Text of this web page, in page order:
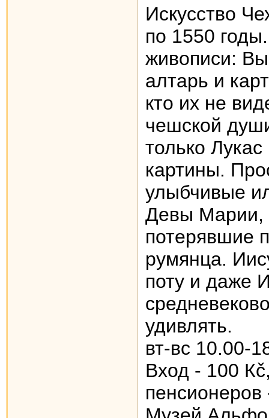
Искусство
по 1550
живописи:
алтарь и
кто их не
чешской
только
картины.
улыбчивые
Девы Марии,
потерявшие
румянца.
поту и даже
удивлять.
вт-вс 10.00-
Вход - 100
пенсионеров